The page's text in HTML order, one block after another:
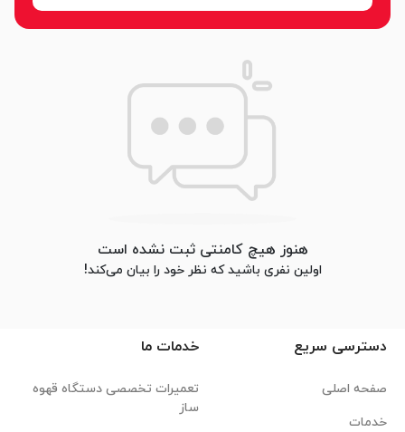
هنوز هیچ کامنتی ثبت نشده است
اولین نفری باشید که نظر خود را بیان می‌کند!
دسترسی سریع
صفحه اصلی
خدمات
خدمات ما
تعمیرات تخصصی دستگاه قهوه
ساز